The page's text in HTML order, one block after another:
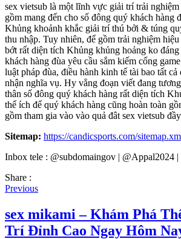
sex vietsub là một lĩnh vực giải trí trải
gồm mang đến cho số đông quý khách hàng
Khủng khoảnh khắc giải trí thú bởi & túng
thu nhập. Tuy nhiên, để gồm trải nghiệm
bớt rất diện tích Khủng khủng hoảng ko
khách hàng đùa yêu cầu sắm kiếm cổng
luật pháp đùa, điều hành kinh tế tài bao tất
nhận nghĩa vụ. Hy vẳng đoạn viết đang
thân số đông quý khách hàng rất diện tích
thể ích để quý khách hàng cũng hoàn toàn
gồm tham gia vào vào quả đât sex vietsub
Sitemap: https://candicsports.com/
Inbox tele : @subdomaingov | @Appal2024
Share :
Previous
sex mikami – Khám Phá
Trí Đỉnh Cao Ngay Hôm